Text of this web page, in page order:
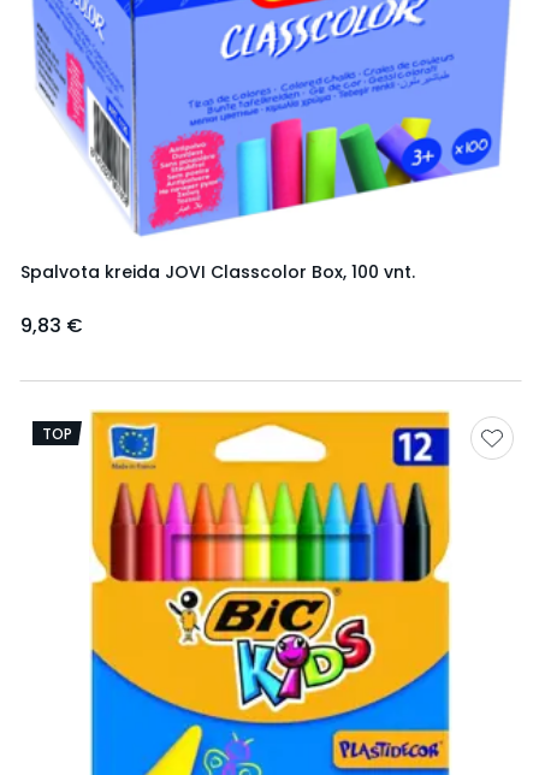
Spalvota kreida JOVI Classcolor Box, 100 vnt.
9,83 €
TOP